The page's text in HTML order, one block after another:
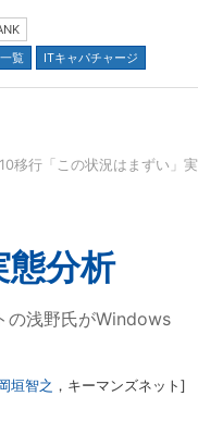
覧 ITキャパチャージ
並び順：
移行「この状況はまずい」
分析
の浅野氏がWindows
岡垣智之 ， キーマンズネット ]